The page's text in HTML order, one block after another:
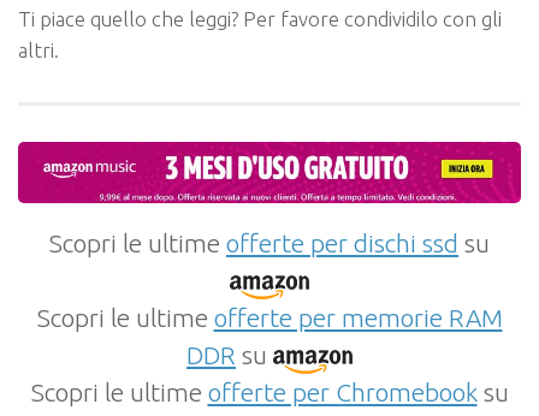
Ti piace quello che leggi? Per favore condividilo con gli
altri.
Scopri le ultime offerte per dischi ssd su
Scopri le ultime offerte per memorie RAM
DDR su
Scopri le ultime offerte per Chromebooksu